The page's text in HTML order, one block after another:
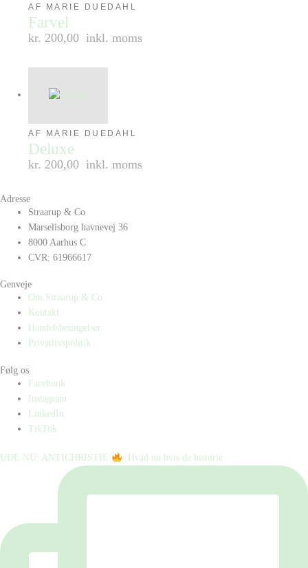
AF MARIE DUEDAHL
Farvel
kr. 200,00 inkl. moms
AF MARIE DUEDAHL
Deluxe
kr. 200,00 inkl. moms
Adresse
Straarup & Co
Marselisborg havnevej 36
8000 Aarhus C
CVR: 61966617
Genveje
Om Straarup & Co
Kontakt
Handelsbetingelser
Privatlivspolitik
Følg os
Facebook
Instagram
LinkedIn
TikTok
UDE NU: ANTICHRISTIE ⁠ ⁠ Hvad nu hvis de historie